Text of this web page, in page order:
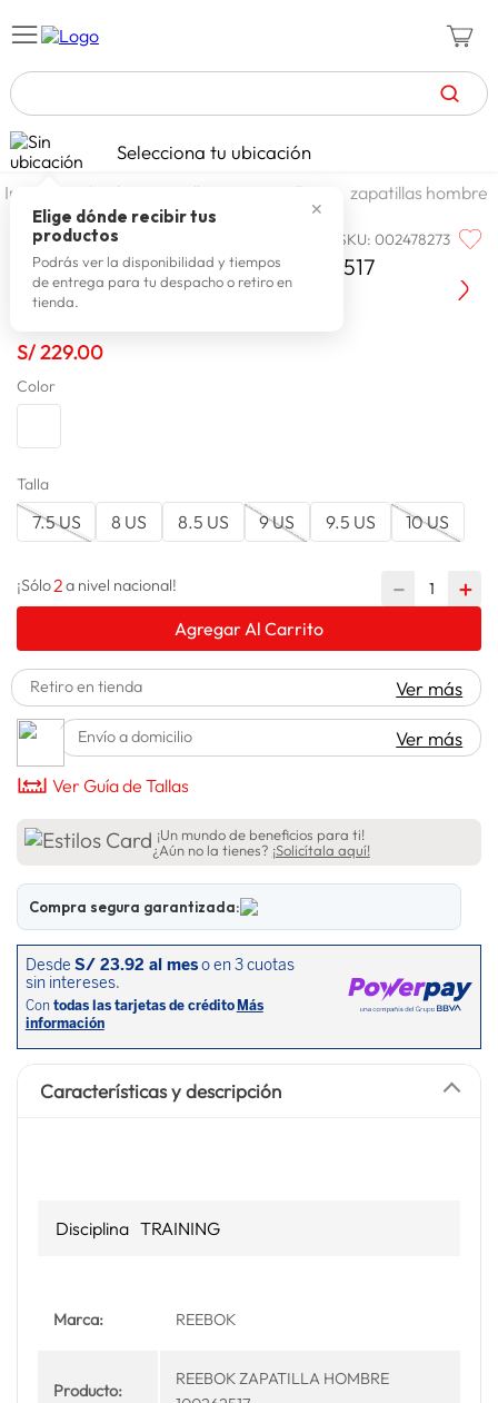
TÉRMINOS MÁS BUSCADOS
1. zapatillas mujer
2. celulares
3. zapatillas hombre
4. moda
7.
8.
9.
10. lavadora
Selecciona tu ubicación
✕
Elige dónde recibir tus
productos
Podrás ver la disponibilidad y tiempos
de entrega para tu despacho o retiro en
tienda.
calzado y zapatillas zapatillas zapatillas hombre
REEBOK SKU:002478273
Reebok Zapatilla Hombre 100262517
S/229.00
Color
Talla
7.5 US 8 US 8.5 US 9 US 9.5 US 10 US
¡Sólo2a nivel nacional! ＋
－
Agregar Al Carrito
Retiro en tienda Ver más
Envío a domicilio Ver más
Ver Guía de Tallas
¡Un mundo de beneficios para ti!
¿Aún no la tienes? ¡Solicítala aquí!
Compra segura garantizada:
Características y descripción
Disciplina TRAINING
Marca: REEBOK
Producto:
REEBOK ZAPATILLA HOMBRE